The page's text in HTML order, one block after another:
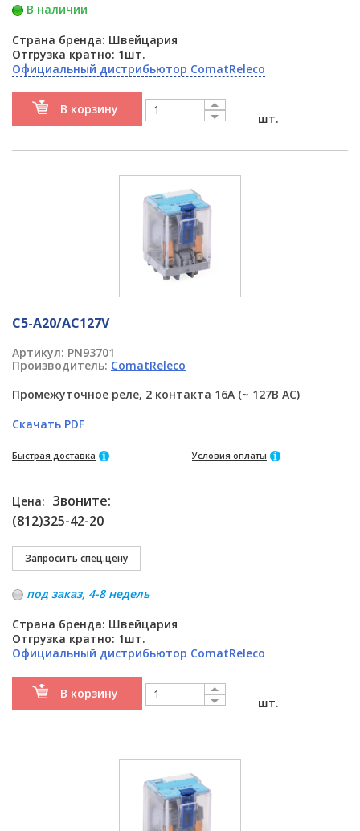
В наличии
Страна бренда: Швейцария
Отгрузка кратно: 1шт.
Официальный дистрибьютор ComatReleco
В корзину
шт.
C5-A20/AC127V
Артикул: PN93701
Производитель: ComatReleco
Промежуточное реле, 2 контакта 16A (~ 127В AC)
Скачать PDF
Быстрая доставка Условия оплаты
Цена: Звоните:
(812)325-42-20
под заказ, 4-8 недель
Страна бренда: Швейцария
Отгрузка кратно: 1шт.
Официальный дистрибьютор ComatReleco
В корзину
шт.